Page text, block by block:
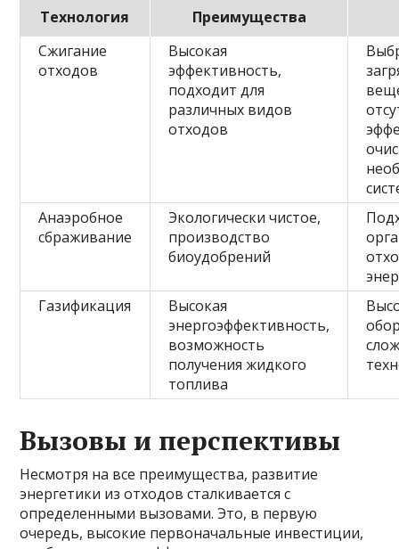
Технология
Преимущества
Сжигание
отходов
Высокая
эффективность,
подходит для
различных видов
отходов
Анаэробное
сбраживание
Экологически чистое,
производство
биоудобрений
Газификация
Высокая
энергоэффективность,
возможность
получения жидкого
топлива
Вызовы и перспективы
Несмотря на все преимущества, развитие
энергетики из отходов сталкивается с
определенными вызовами. Это, в первую
очередь, высокие первоначальные инвестиции,